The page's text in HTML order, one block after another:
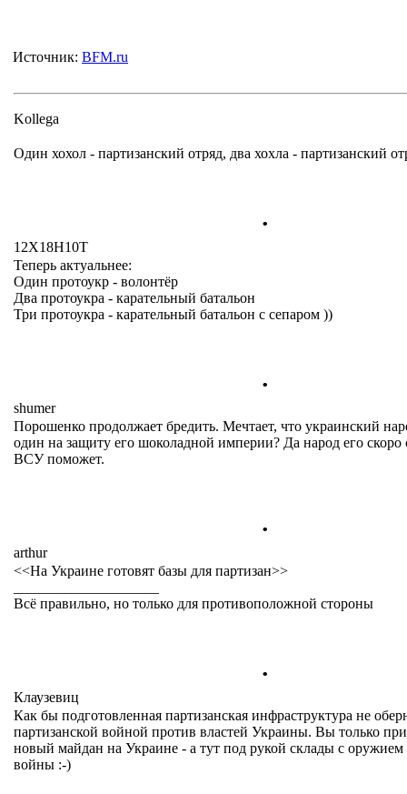
Источник: BFM.ru
Kollega
Один хохол - партизанский отряд, два хохла - партизанский
.
12Х18Н10Т
Теперь актуальнее:
Один протоукр - волонтёр
Два протоукра - карательный батальон
Три протоукра - карательный батальон с сепаром ))
.
shumer
Порошенко продолжает бредить. Мечтает, что украинский
один на защиту его шоколадной империи? Да народ его скоро
ВСУ поможет.
.
arthur
<<На Украине готовят базы для партизан>>
Всё правильно, но только для противоположной стороны
.
Клаузевиц
Как бы подготовленная партизанская инфраструктура не
партизанской войной против властей Украины. Вы только
новый майдан на Украине - а тут под рукой склады с оружием
войны :-)